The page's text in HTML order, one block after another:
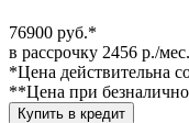
76900 руб.*
в рассрочку 2456 р./мес.
*Цена действительна
**Цена при
Купить в кредит